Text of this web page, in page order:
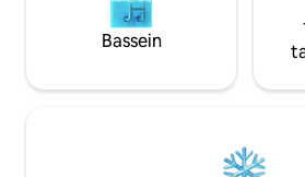
Bassein